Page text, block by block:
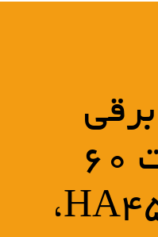
توبولار هیوت 60
نیوتن HA45-60،